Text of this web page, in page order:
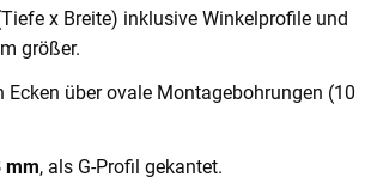
x Breite) inklusive Winkelprofile und
größer.
Ecken über ovale Montagebohrungen (10
mm, als G-Profil gekantet.